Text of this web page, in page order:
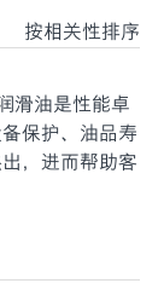
按相关性排序
滑油是性能卓
保护、油品寿
，进而帮助客